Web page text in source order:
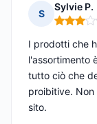
S
Sylvie P.
Nota: 3
I prodotti che
l'assortimento
tutto ciò che
proibitive.
sito.